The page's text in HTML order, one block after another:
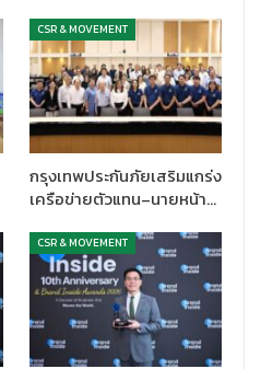
างวัลรองชนะเลิศอันดับสอง ได้แก่
ดวรินทร์ ปิ่นแก้ว นายเดชาธร สุริ
ญ พร้อมเงินรางวัลมูลค่า 6,000
รรมการผู้จัดการฝ่ายพัฒนาตลาด
น จำกัด (มหาชน)กล่าวว่า ตลอด
ลงานทำงาน ออกแบบ ส่งผลงานของ
ามตั้งใจและศักยภาพของเยาวชน
ใหม่ที่มีความสามารถมากมาย ผล
น ตั้งใจ สามารถประยุกต์ใช้ความรู้
มองใหม่ๆ ไปสร้างผลงานได้อย่าง
ใต้คอนเซ็ปต์ เป็นมิตรต่อสิ่ง
ารใช้พลังงานสิ้นเปลือง โดยบุญ
CSR & MOVEMENT
กรุงเทพประกันภัยเสริมแกร่ง
เครือข่ายตัวแทน–นายหน้า…
CSR & MOVEMENT